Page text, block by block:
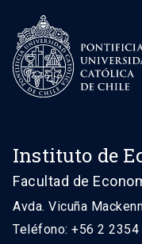
Instituto de
Facultad de
Avda. Vicuña
Teléfono: +56 2 2354